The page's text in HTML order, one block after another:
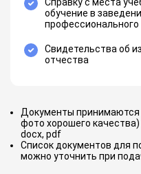
Справку с места
обучение в
профессионального
Свидетельства об
отчества
Документы принимаются
фото хорошего качества)
docx, pdf
Список документов для
можно уточнить при